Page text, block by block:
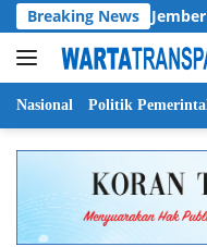
Langsung
ke
konten
Breaking News
Kabupaten Jember Sehat
Nasional Politik